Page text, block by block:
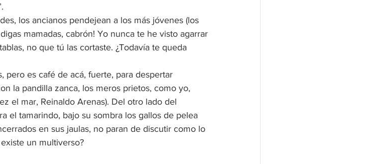
los ancianos pendejean a los más jóvenes (los
mamadas, cabrón! Yo nunca te he visto agarrar
no que tú las cortaste. ¿Todavía te queda
pero es café de acá, fuerte, para despertar
la pandilla zanca, los meros prietos, como yo,
el mar, Reinaldo Arenas). Del otro lado del
el tamarindo, bajo su sombra los gallos de pelea
en sus jaulas, no paran de discutir como lo
un multiverso?